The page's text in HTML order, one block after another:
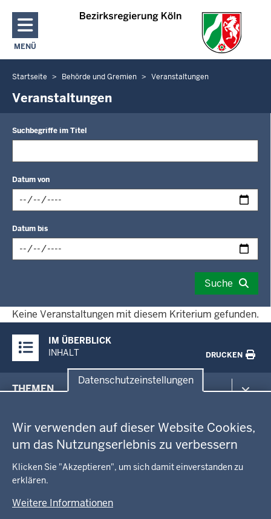
Datenschutzeinstellungen
Wir verwenden auf dieser Website Cookies,
um das Nutzungserlebnis zu verbessern
Klicken Sie "Akzeptieren", um sich damit einverstanden zu
erklären.
Weitere Informationen
Direkt zum Inhalt
MENÜ
NAVIGATION AKTIVIEREN/DEAKTIVIEREN: HAUPTMENÜ
Sie
befinden
Startseite Behörde und Gremien Veranstaltungen
Veranstaltungen
Suchbegriffe im Titel
Datum von
im
folgenden
Format
Datum bis
Format
tt.mm.jjjj
Suche
Keine Veranstaltungen mit diesem Kriterium gefunden.
Inhalte
IM ÜBERBLICK
INHALT
DRUCKEN
in
Fußzeile
THEMEN
Gesundheit und Soziales
Kommunales, Planung, Bauen und Verkehr
Schule und Bildung
Wirtschaft und Kultur
GEOBASIS NRW
Ausbildung und Karriere
Geodaten-Anwendungen
Neues
Produkte und Dienste
Amtsblatt
Behördenleitung